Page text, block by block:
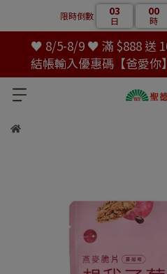
限時倒數 03
日
00
時
♥ 8/5-8/9 ♥ 滿 $888 送
結帳輸入優惠碼【爸愛你